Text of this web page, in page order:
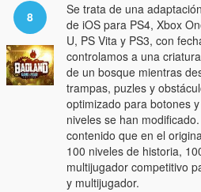
8
Se trata de una
de iOS para PS4, Xbox
U, PS Vita y PS3, con
controlamos a una
de un bosque mientras
trampas, puzles y
optimizado para botones
niveles se han
contenido que en el
100 niveles de historia,
multijugador competitivo
y multijugador.